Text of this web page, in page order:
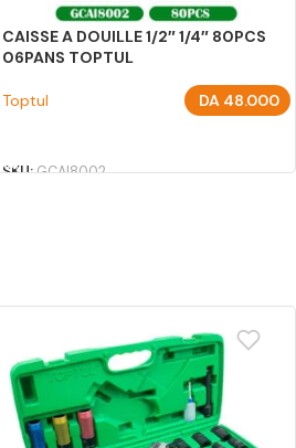
CAISSE A DOUILLE 1/2″ 1/4″ 80PCS
06PANS TOPTUL
Toptul DA48.000
SKU:GCAI8002